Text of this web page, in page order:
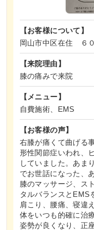
【お客様について】
岡山市中区在住 ６
【来院理由】
膝の痛みで来院
【メニュー】
自費施術、EMS
【お客様の声】
右膝が痛くて曲げる
形性関節症いわれ、
していました。あま
でお世話になった、
膝のマッサージ、ス
タルバランスとEMS
肩こり、腰痛、寝違
体をいつも的確に治
姿勢が良くなり、正